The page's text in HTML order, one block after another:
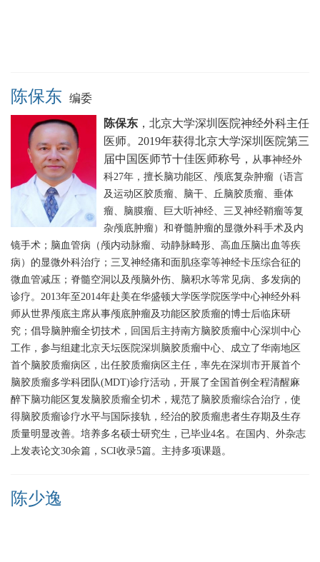
陈保东 编委
陈保东 ，北京大学深圳医院神经外科主任
医师。2019年获得北京大学深圳医院第三
届中国医师节十佳医师称号， 从事神经外
科27年，擅长脑功能区、颅底复杂肿瘤（语言
及运动区胶质瘤、脑干、丘脑胶质瘤、垂体
瘤、脑膜瘤、巨大听神经、三叉神经鞘瘤等复
杂颅底肿瘤）和脊髓肿瘤的显微外科手术及内
镜手术；脑血管病（颅内动脉瘤、动静脉畸形、高血压脑出血等疾
病）的显微外科治疗；三叉神经痛和面肌痉挛等神经卡压综合征的
微血管减压；脊髓空洞以及颅脑外伤、脑积水等常见病、多发病的
诊疗。2013年至2014年赴美在华盛顿大学医学院医学中心神经外科
师从世界颅底主席从事颅底肿瘤及功能区胶质瘤的博士后临床研
究；倡导脑肿瘤全切技术，回国后主持南方脑胶质瘤中心深圳中心
工作，参与组建北京天坛医院深圳脑胶质瘤中心、成立了华南地区
首个脑胶质瘤病区，出任胶质瘤病区主任，率先在深圳市开展首个
脑胶质瘤多学科团队(MDT)诊疗活动，开展了全国首例全程清醒麻
醉下脑功能区复发脑胶质瘤全切术，规范了脑胶质瘤综合治疗，使
得脑胶质瘤诊疗水平与国际接轨，经治的胶质瘤患者生存期及生存
质量明显改善。培养多名硕士研究生，已毕业4名。在国内、外杂志
上发表论文30余篇，SCI收录5篇。主持多项课题。
陈少逸